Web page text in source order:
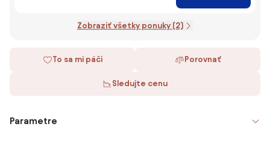
Zobraziť všetky ponuky (2)
To sa mi páči Porovnať
Sledujte cenu
Parametre